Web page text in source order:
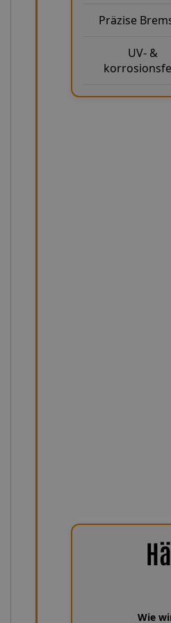
Präzise
UV- &
Wie